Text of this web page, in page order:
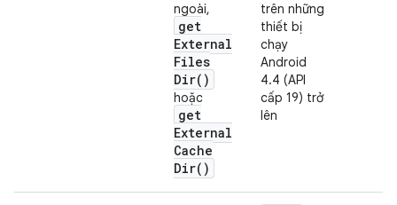
ngoài,
get
External
Files
Dir( )
hoặc
get
External
Cache
Dir( )
trên những
thiết bị
chạy
Android
4.4 (API
cấp 19) trở
lên